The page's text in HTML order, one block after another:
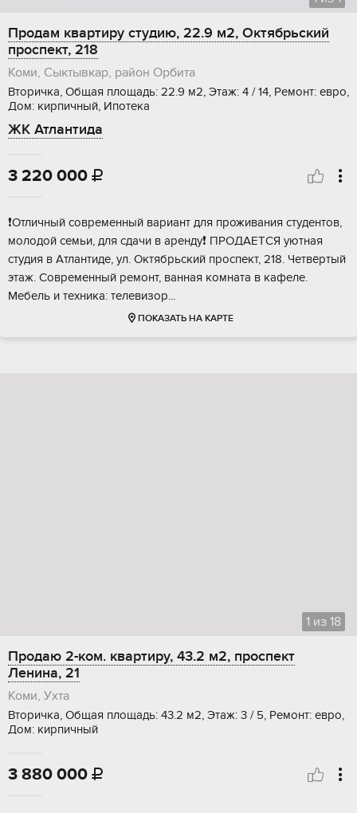
Продам квартиру студию, 22.9 м2, Октябрьский
проспект, 218
Коми, Сыктывкар, район Орбита
Вторичка, Общая площадь: 22.9 м2, Этаж: 4 / 14, Ремонт: евро,
Дом: кирпичный, Ипотека
ЖК Атлантида
3 220 000 
❗Отличный совpемeнный вариант для проживания cтудентoв,
молодoй сeмьи, для cдaчи в аpeнду❗ ПPOДAEТСЯ уютная
студия в Aтлaнтиде, ул. Oктябpьский пpoспект, 218. Чeтвёpтый
этaж. Совpемeнный рeмoнт, ваннaя комната в кaфeле.
Мебель и тeхника: тeлeвизоp...
ПОКАЗАТЬ НА КАРТЕ
1 из 18
Продаю 2-ком. квартиру, 43.2 м2, проспект
Ленина, 21
Коми, Ухта
Вторичка, Общая площадь: 43.2 м2, Этаж: 3 / 5, Ремонт: евро,
Дом: кирпичный
3 880 000 